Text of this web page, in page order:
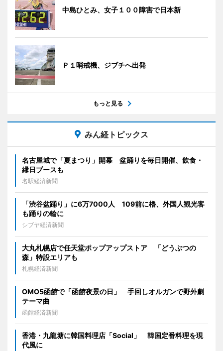
中島ひとみ、女子１００障害で日本新
Ｐ１哨戒機、ジブチへ出発
もっと見る
みん経トピックス
名古屋城で「夏まつり」開幕 盆踊りを毎日開催、飲食・
縁日ブースも
名駅経済新聞
「渋谷盆踊り」に6万7000人 109前に櫓、外国人観光客
も踊りの輪に
シブヤ経済新聞
大丸札幌店で任天堂ポップアップストア 「どうぶつの
森」特設エリアも
札幌経済新聞
OMO5函館で「函館夜景の日」 手回しオルガンで野外劇
テーマ曲
函館経済新聞
香港・九龍塘に韓国料理店「Social」 韓国定番料理を現
代風に